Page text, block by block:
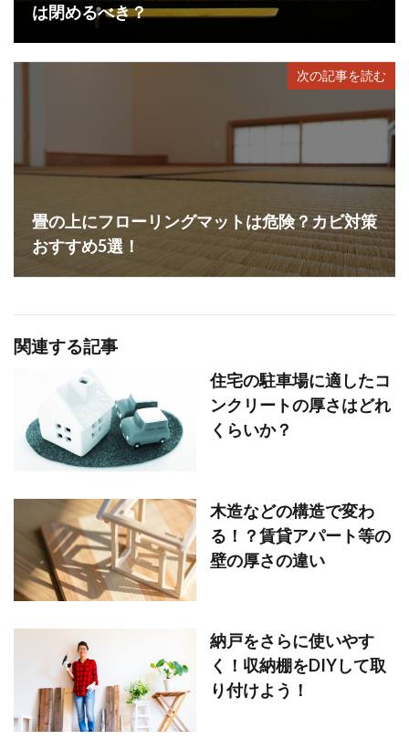
は閉めるべき？
次の記事を読む
畳の上にフローリングマットは危険？カビ対策
おすすめ5選！
関連する記事
住宅の駐車場に適したコ
ンクリートの厚さはどれ
くらいか？
木造などの構造で変わ
る！？賃貸アパート等の
壁の厚さの違い
納戸をさらに使いやす
く！収納棚をDIYして取
り付けよう！